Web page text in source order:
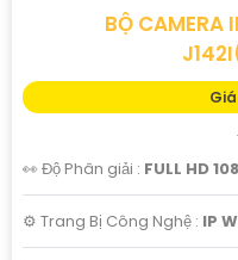
BỘ CAMERA
👀 Độ Phân giải : FULL HD
⚙ Trang Bị Công Nghệ : IP